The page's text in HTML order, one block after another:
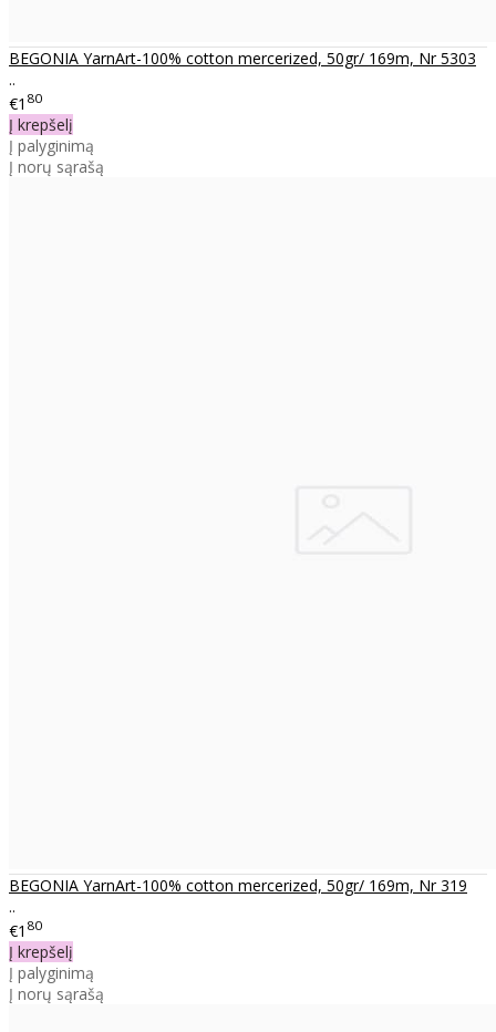
BEGONIA YarnArt-100% cotton mercerized, 50gr/ 169m, Nr 5303
..
€1 80
Į krepšelį
Į palyginimą
Į norų sąrašą
BEGONIA YarnArt-100% cotton mercerized, 50gr/ 169m, Nr 319
..
€1 80
Į krepšelį
Į palyginimą
Į norų sąrašą